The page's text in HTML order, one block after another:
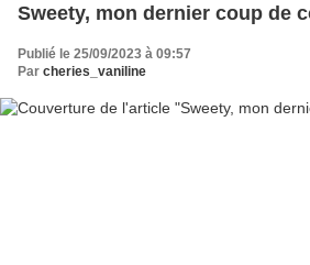
Sweety, mon dernier coup de
Publié le 25/09/2023 à 09:57
Par cheries_vaniline